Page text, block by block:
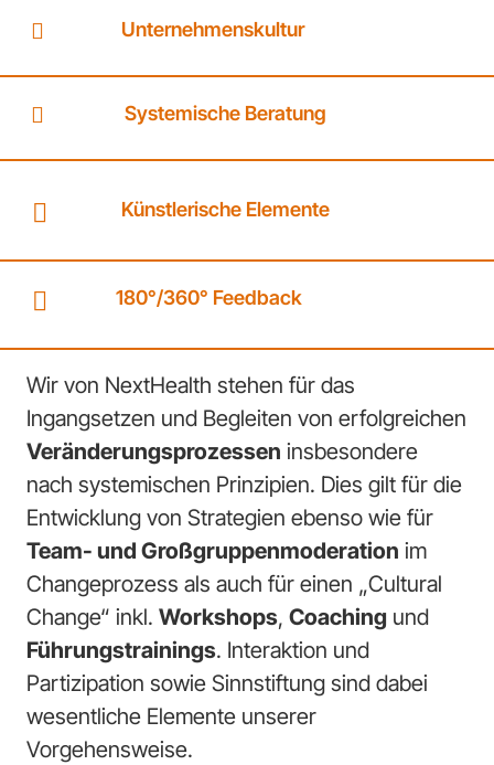
Unternehmenskultur
Systemische Beratung
Künstlerische Elemente
180°/360° Feedback
Wir von NextHealth stehen für das
Ingangsetzen und Begleiten von erfolgreichen
Veränderungsprozessen insbesondere
nach systemischen Prinzipien. Dies gilt für die
Entwicklung von Strategien ebenso wie für
Team- und Großgruppenmoderation im
Changeprozess als auch für einen „Cultural
Change“ inkl. Workshops, Coaching und
Führungstrainings. Interaktion und
Partizipation sowie Sinnstiftung sind dabei
wesentliche Elemente unserer
Vorgehensweise.